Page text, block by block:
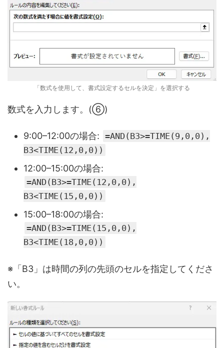
「数式を使用して、書式設定するセルを決定」を選択する
数式を入力します。(⑥)
9:00–12:00の場合: =AND(B3>=TIME(9,0,0),
B3<TIME(12,0,0))
12:00–15:00の場合:
=AND(B3>=TIME(12,0,0),
B3<TIME(15,0,0))
15:00–18:00の場合:
=AND(B3>=TIME(15,0,0),
B3<TIME(18,0,0))
※「B3」は時間の列の先頭のセルを指定してくださ
い。